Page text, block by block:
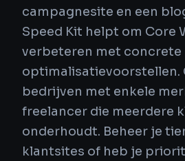
campagnesite en een
Speed Kit helpt om Core
verbeteren met concrete
optimalisatievoorstellen.
bedrijven met enkele
freelancer die meerdere
onderhoudt. Beheer je
klantsites of heb je